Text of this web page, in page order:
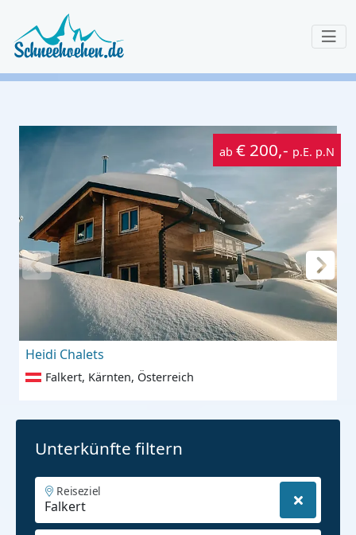
ab € 200,- p.E. p.N
Heidi Chalets
Falkert, Kärnten, Österreich
Unterkünfte filtern
Reiseziel